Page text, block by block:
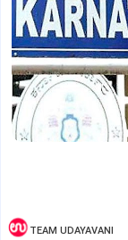
TEAM UDAYAVANI